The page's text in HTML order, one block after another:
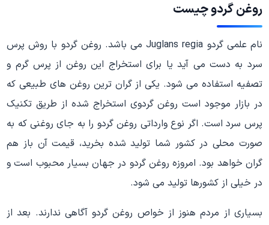
روغن گردو چیست
نام علمی گردو Juglans regia می باشد. روغن گردو با روش پرس
سرد به دست می آید یا برای استخراج این روغن از پرس گرم و
تصفیه استفاده می شود. یکی از گران ترین روغن های طبیعی که
در بازار موجود است روغن گردوی استخراج شده از طریق تکنیک
پرس سرد است. اگر نوع وارداتی روغن گردو را به جای روغنی که به
صورت محلی در کشور شما تولید شده بخرید، قیمت آن باز هم
گران خواهد بود. امروزه روغن گردو در جهان بسیار محبوب است و
در خیلی از کشورها تولید می شود.
بسیاری از مردم هنوز از خواص روغن گردو آگاهی ندارند. بعد از